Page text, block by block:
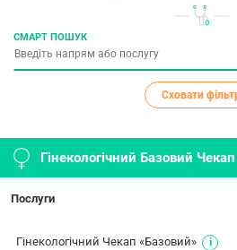
СМАРТ ПОШУК
Сховати
Гінекологічний Базовий Чекап
Послуги
Гінекологічний Чекап «Базовий»